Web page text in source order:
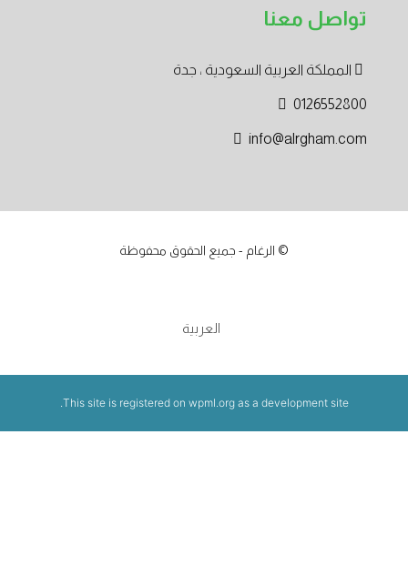
تواصل معنا
المملكة العربية السعودية ، جدة
0126552800
info@alrgham.com
© الرغام - جميع الحقوق محفوظة
العربية
This site is registered on wpml.orgas a development site.